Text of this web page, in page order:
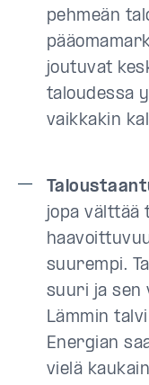
pehmeän
joutuvat
taloudessa
vaikkakin
jopa välttää
suurempi.
suuri ja sen
Lämmin
Energian
vielä